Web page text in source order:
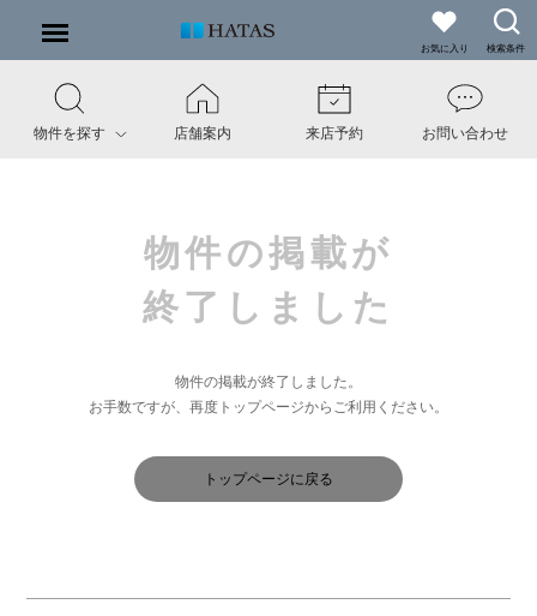
お気に入り 検索条件
物件を探す 店舗案内 来店予約 お問い合わせ
物件の掲載が
終了しました
物件の掲載が終了しました。
お手数ですが、再度トップページからご利用ください。
トップページに戻る